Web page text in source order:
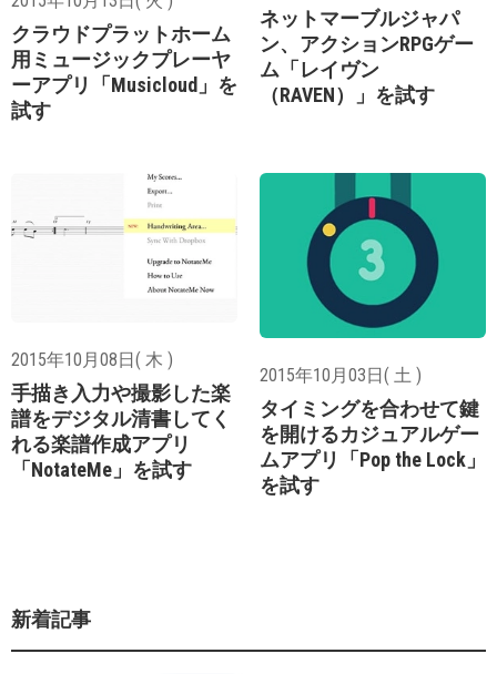
クラウドプラットホーム
用ミュージックプレーヤ
ーアプリ「Musicloud」を
試す
ネットマーブルジャパ
ン、アクションRPGゲー
ム「レイヴン
（RAVEN）」を試す
2015年10月08日( 木 )
手描き入力や撮影した楽
譜をデジタル清書してく
れる楽譜作成アプリ
「NotateMe」を試す
2015年10月03日( 土 )
タイミングを合わせて鍵
を開けるカジュアルゲー
ムアプリ「Pop the Lock」
を試す
新着記事